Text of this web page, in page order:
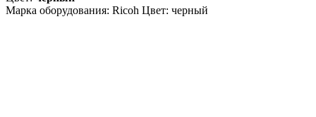
Марка оборудования: Ricoh Цвет: черный